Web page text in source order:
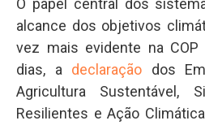
alcance dos objetivos
vez mais evidente na
dias, a declaração dos
Agricultura Sustentável,
Resilientes e Ação